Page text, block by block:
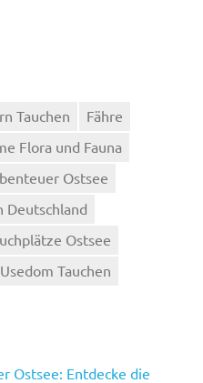
Tauchen
Fähre
Flora und Fauna
Ostsee
Deutschland
Ostsee
Usedom Tauchen
Ostsee: Entdecke die